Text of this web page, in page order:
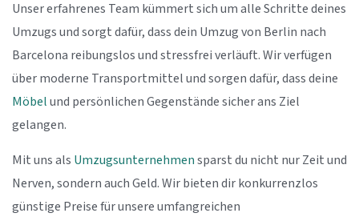
Unser erfahrenes Team kümmert sich um alle Schritte deines
Umzugs und sorgt dafür, dass dein Umzug von Berlin nach
Barcelona reibungslos und stressfrei verläuft. Wir verfügen
über moderne Transportmittel und sorgen dafür, dass deine
Möbelund persönlichen Gegenstände sicher ans Ziel
gelangen.
Mit uns als Umzugsunternehmensparst du nicht nur Zeit und
Nerven, sondern auch Geld. Wir bieten dir konkurrenzlos
günstige Preise für unsere umfangreichen